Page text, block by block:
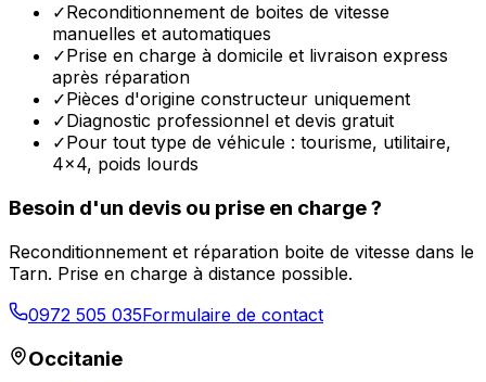
✓Reconditionnement de boites de vitesse
manuelles et automatiques
✓Prise en charge à domicile et livraison express
après réparation
✓Pièces d'origine constructeur uniquement
✓Diagnostic professionnel et devis gratuit
✓Pour tout type de véhicule : tourisme, utilitaire,
4x4, poids lourds
Besoin d'un devis ou prise en charge ?
Reconditionnement et réparation boite de vitesse dans le
Tarn. Prise en charge à distance possible.
0972 505 035Formulaire de contact
Occitanie